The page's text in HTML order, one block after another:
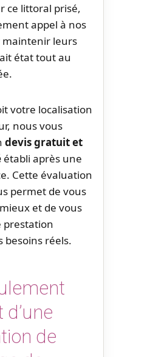
ce littoral prisé,
appel à nos
maintenir leurs
état tout au
votre localisation
nous vous
devis gratuit et
établi après une
Cette évaluation
permet de vous
et de vous
prestation
besoins réels.
de